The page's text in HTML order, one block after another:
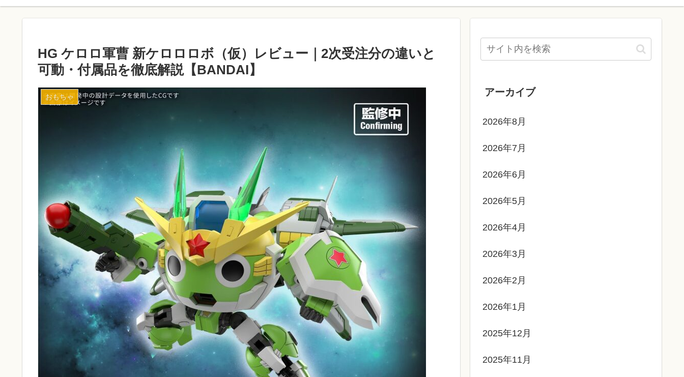
HG ケロロ軍曹 新ケロロロボ（仮）レビュー｜2次受注分の違いと
可動・付属品を徹底解説【BANDAI】
おもちゃ アーカイブ
2026年8月
2026年7月
2026年6月
2026年5月
2026年4月
2026年3月
2026年2月
2026年1月
2025年12月
2025年11月